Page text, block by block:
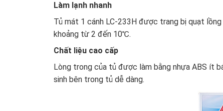
Làm lạnh nhanh
Tủ mát 1 cánh LC-233H được trang bị quạt
khoảng từ 2 đến 10℃.
Chất liệu cao cấp
Lòng trong của tủ được làm bằng nhựa ABS ít
sinh bên trong tủ dễ dàng.